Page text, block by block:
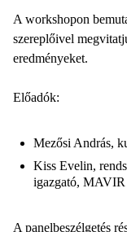
A workshopon
szereplőivel
eredményeket.
Előadók:
Mezősi András,
Kiss Evelin,
igazgató, MAVIR
A panelbeszélgetés